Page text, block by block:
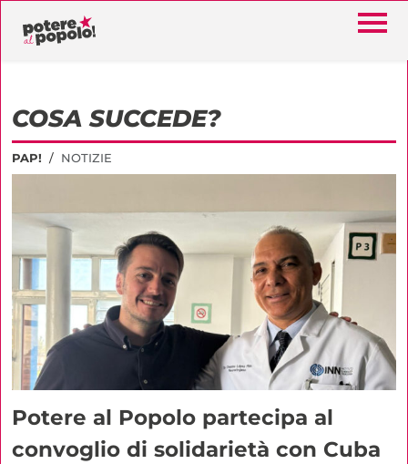
COSA SUCCEDE?
PAP! NOTIZIE
Potere al Popolo partecipa al
convoglio di solidarietà con Cuba